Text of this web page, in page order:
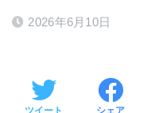
2026年6月10日
ツイート シェア